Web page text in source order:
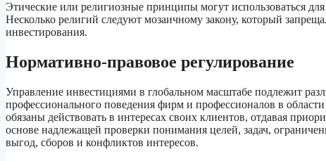
Этические или религиозные принципы могут использоваться
Несколько религий следуют мозаичному закону, который
инвестирования.
Нормативно-правовое регулирование
Управление инвестициями в глобальном масштабе подлежит
профессионального поведения фирм и профессионалов в
обязаны действовать в интересах своих клиентов, отдавая
основе надлежащей проверки понимания целей, задач,
выгод, сборов и конфликтов интересов.